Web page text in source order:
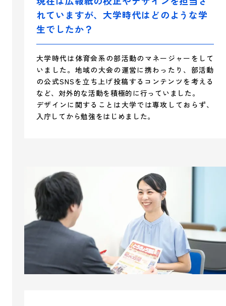
れていますが、大学時代はどのような学
生でしたか？
大学時代は体育会系の部活動のマネージャーをして
いました。地域の大会の運営に携わったり、部活動
の公式SNSを立ち上げ投稿するコンテンツを考える
など、対外的な活動を積極的に行っていました。
デザインに関することは大学では専攻しておらず、
入庁してから勉強をはじめました。